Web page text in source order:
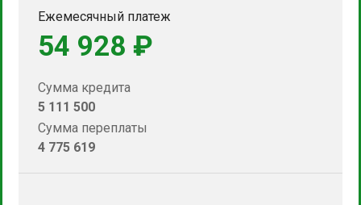
Ежемесячный платеж
54 928 ₽
Сумма кредита
5 111 500
Сумма переплаты
4 775 619